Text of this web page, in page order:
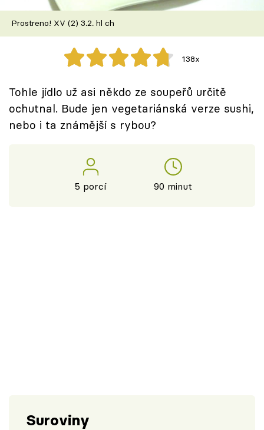
Škola vaření
Recepty z TV
Speciál: Cuketa
Těhotnej kuchař
Sledujte prima+
Prostreno! XV (2) 3.2. hl ch
138x
Tohle jídlo už asi někdo ze soupeřů určitě
ochutnal. Bude jen vegetariánská verze sushi,
nebo i ta známější s rybou?
5 porcí 90 minut
Suroviny